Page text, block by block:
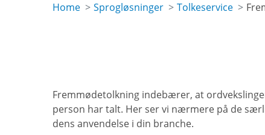
Home Sprogløsninger Tolkeservice
Fremmødetolkning indebærer, at
person har talt. Her ser vi nærmere på de
dens anvendelse i din branche.